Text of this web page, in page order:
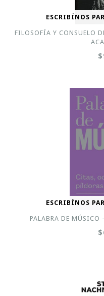
ESCRIBÍNOS
FILOSOFÍA Y CONSUELO
ESCRIBÍNOS
PALABRA DE MÚSICO